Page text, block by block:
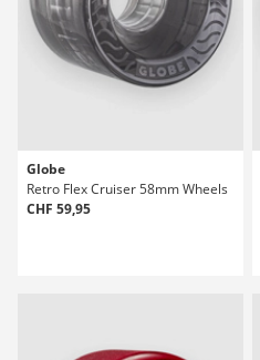
Globe
Retro Flex Cruiser 58mm Wheels
CHF 59,95